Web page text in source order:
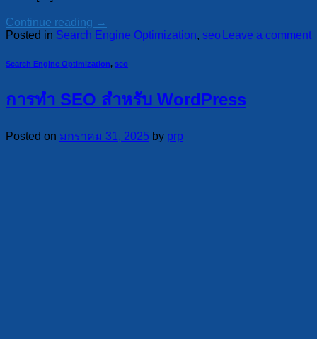
Continue reading →
Posted in Search Engine Optimization, seo Leave a comment
Search Engine Optimization, seo
การทำ SEO สำหรับ WordPress
Posted on มกราคม 31, 2025 by prp